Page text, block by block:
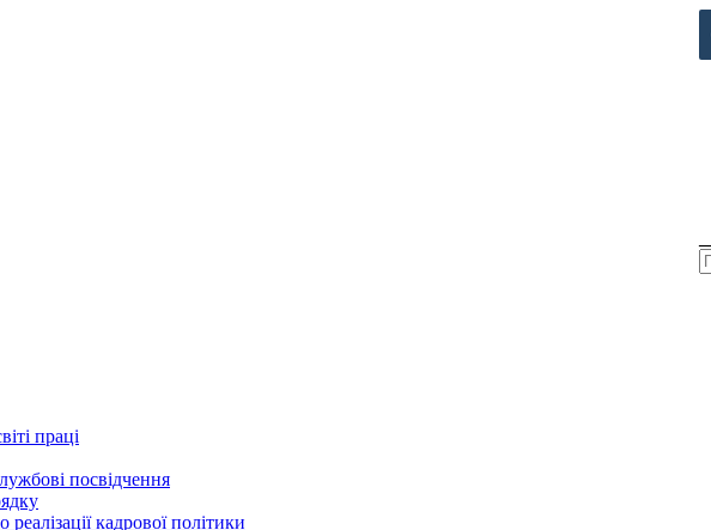
праці
посвідчення
кадрової політики